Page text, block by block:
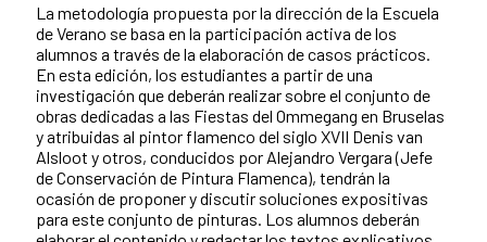
La metodología propuesta por la dirección de la Escuela
de Verano se basa en la participación activa de los
alumnos a través de la elaboración de casos prácticos.
En esta edición, los estudiantes a partir de una
investigación que deberán realizar sobre el conjunto de
obras dedicadas a las Fiestas del Ommegang en Bruselas
y atribuidas al pintor flamenco del siglo XVII Denis van
Alsloot y otros, conducidos por Alejandro Vergara (Jefe
de Conservación de Pintura Flamenca), tendrán la
ocasión de proponer y discutir soluciones expositivas
para este conjunto de pinturas. Los alumnos deberán